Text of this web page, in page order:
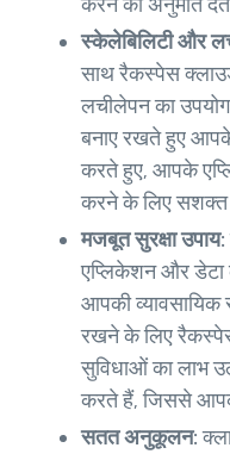
स्केलेबिलिटी और
साथ रैकस्पेस
लचीलेपन का उपयोग
बनाए रखते हुए आपके
करते हुए, आपके
करने के लिए सशक्त
मजबूत सुरक्षा उपाय:
एप्लिकेशन और डेटा
आपकी व्यावसायिक
रखने के लिए
सुविधाओं का लाभ
करते हैं, जिससे
सतत अनुकूलन: